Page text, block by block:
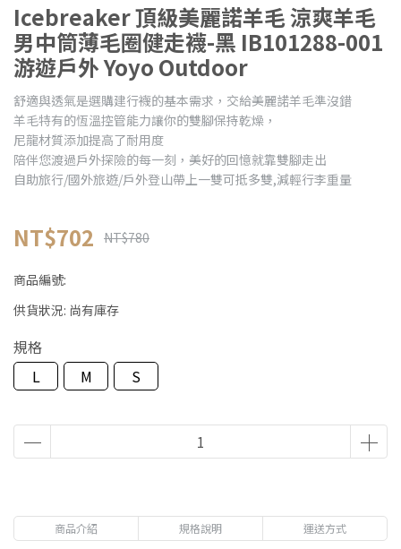
Icebreaker 頂級美麗諾羊毛 涼爽羊毛
男中筒薄毛圈健走襪-黑 IB101288-001
游遊戶外 Yoyo Outdoor
舒適與透氣是選購建行襪的基本需求，交給美麗諾羊毛準沒錯
羊毛特有的恆溫控管能力讓你的雙腳保持乾燥，
尼龍材質添加提高了耐用度
陪伴您渡過戶外探險的每一刻，美好的回憶就靠雙腳走出
自助旅行/國外旅遊/戶外登山帶上一雙可抵多雙,減輕行李重量
NT$702 NT$780
商品編號:
供貨狀況: 尚有庫存
規格
L
M S
商品介紹 規格說明 運送方式